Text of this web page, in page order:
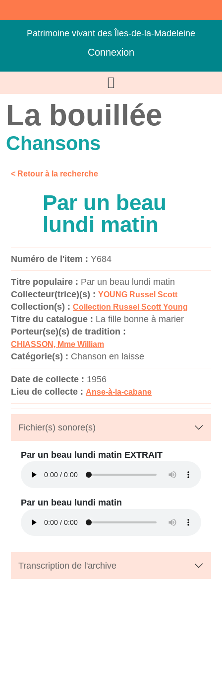
Patrimoine vivant des Îles-de-la-Madeleine
Connexion
La bouillée
Chansons
< Retour à la recherche
Par un beau
lundi matin
Numéro de l'item : Y684
Titre populaire : Par un beau lundi matin
Collecteur(trice)(s) : YOUNG Russel Scott
Collection(s) : Collection Russel Scott Young
Titre du catalogue : La fille bonne à marier
Porteur(se)(s) de tradition :
CHIASSON, Mme William
Catégorie(s) : Chanson en laisse
Date de collecte : 1956
Lieu de collecte : Anse-à-la-cabane
Fichier(s) sonore(s)
Par un beau lundi matin EXTRAIT
Par un beau lundi matin
Transcription de l'archive